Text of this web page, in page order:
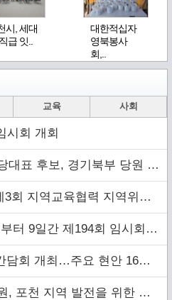
시, 세대
급 잇..
대한적십자
영북봉사
회,..
교육 사회
시회 개회
북부 당원 및 2030 세대와 ‘소통 행보’
역교육협력 지역위원회 주재
9일간 제194회 임시회 개회
개최…주요 현안 16건 점검
지역 발전을 위한 정담회 개최